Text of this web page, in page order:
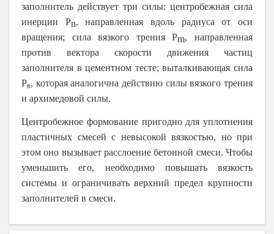
заполнитель действует три силы: центробежная сила
инерции Рn, направленная вдоль радиуса от оси
вращения; сила вязкого трения Рm, направленная
против вектора скорости движения частиц
заполнителя в цементном тесте; выталкивающая сила
Рв, которая аналогична действию силы вязкого трения
и архимедовой силы.
Центробежное формование пригодно для уплотнения
пластичных смесей с невысокой вязкостью, но при
этом оно вызывает расслоение бетонной смеси. Чтобы
уменьшить его, необходимо повышать вязкость
системы и ограничивать верхний предел крупности
заполнителей в смеси.